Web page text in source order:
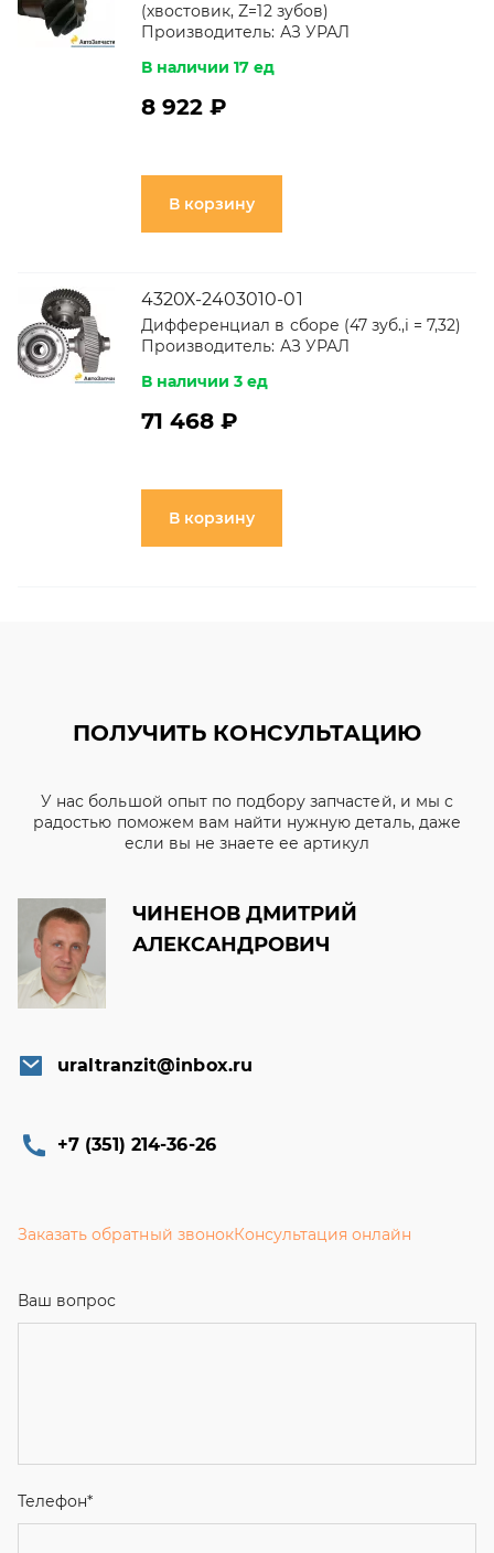
(хвостовик, Z=12 зубов)
Производитель: АЗ УРАЛ
В наличии 17 ед
8 922 ₽
В корзину
4320Х-2403010-01
Дифференциал в сборе (47 зуб.,i = 7,32)
Производитель: АЗ УРАЛ
В наличии 3 ед
71 468 ₽
В корзину
ПОЛУЧИТЬ КОНСУЛЬТАЦИЮ
У нас большой опыт по подбору запчастей, и мы с
радостью поможем вам найти нужную деталь, даже
если вы не знаете ее артикул
ЧИНЕНОВ ДМИТРИЙ
АЛЕКСАНДРОВИЧ
uraltranzit@inbox.ru
+7 (351) 214-36-26
Заказать обратный звонокКонсультация онлайн
Ваш вопрос